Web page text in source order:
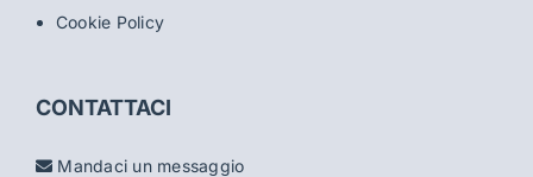
Cookie Policy
CONTATTACI
Mandaci un messaggio